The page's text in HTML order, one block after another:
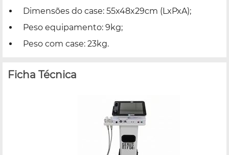
Dimensões do case: 55x48x29cm (LxPxA);
Peso equipamento: 9kg;
Peso com case: 23kg.
Ficha Técnica